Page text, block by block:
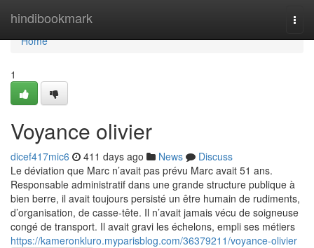
hindibookmark
Home
Home
1
Voyance olivier
dicef417mic6 411 days ago News
Discuss
Le déviation que Marc n’avait pas prévu Marc avait 51 ans.
Responsable administratif dans une grande structure publique à
bien berre, il avait toujours persisté un être humain de rudiments,
d’organisation, de casse-tête. Il n’avait jamais vécu de soigneuse
congé de transport. Il avait gravi les échelons, empli ses métiers
https://kameronkluro.myparisblog.com/36379211/voyance-olivier